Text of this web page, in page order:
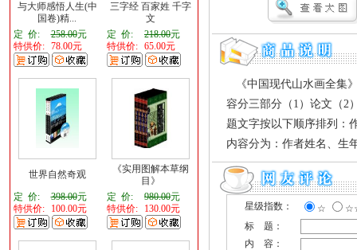
与大师感悟人生(中
国卷)精...
定 价:
258.00元
特供价:
78.00元
三字经 百家姓 千字
文
定 价:
218.00元
特供价: 65.00元
世界自然奇观
定 价:
398.00元
特供价:
100.00元
《实用图解本草纲
目》
定 价:
980.00元
特供价:
130.00元
《中国现代山水画全集
容分三部分（1）论文（2
题文字按以下顺序排列：
内容分为：作者姓名、生
星级指数： ☆
标 题：
内 容：